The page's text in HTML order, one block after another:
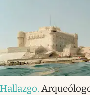
Hallazgo.